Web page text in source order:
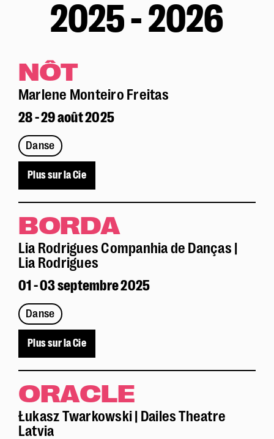
2025 - 2026
NÔT
Marlene Monteiro Freitas
28 - 29 août 2025
Danse
Plus sur la Cie
BORDA
Lia Rodrigues Companhia de Danças |
Lia Rodrigues
01 - 03 septembre 2025
Danse
Plus sur la Cie
ORACLE
Łukasz Twarkowski | Dailes Theatre
Latvia